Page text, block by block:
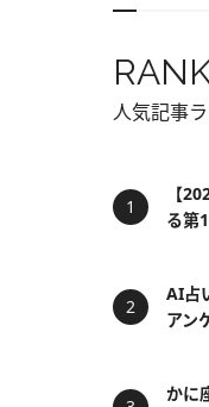
人気記事
【
る第
AI占
アン
かに